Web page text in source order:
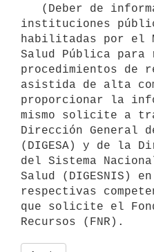
instituciones
habilitadas por el
Salud Pública
procedimientos de
asistida de alta
proporcionar la
mismo solicite a
Dirección General
(DIGESA) y de la
del Sistema
Salud (DIGESNIS)
respectivas
que solicite el